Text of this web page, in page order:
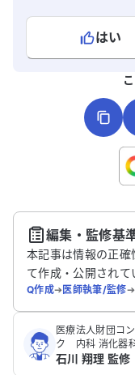
はい
こちらは送信専用
編集・監修基
本記事は情報の正
て作成・公開されて
Q作成➔医師執筆/監修➔
医療法人財団コ
ク 内科 消化器
石川 翔理 監修